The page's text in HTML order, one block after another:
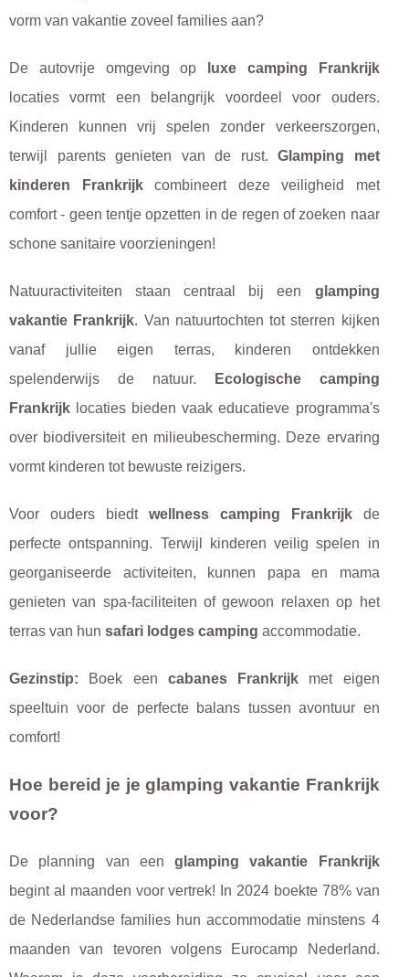
vorm van vakantie zoveel families aan?
De autovrije omgeving op
luxe camping Frankrijk
locaties vormt een belangrijk voordeel voor ouders.
Kinderen kunnen vrij spelen zonder verkeerszorgen,
terwijl parents genieten van de rust.Glamping met
kinderen Frankrijkcombineert deze veiligheid met
comfort - geen tentje opzetten in de regen of zoeken naar
schone sanitaire voorzieningen!
Natuuractiviteiten staan centraal bij een glamping
vakantie Frankrijk. Van natuurtochten tot sterren kijken
vanaf jullie eigen terras, kinderen ontdekken
spelenderwijs de natuur.
Ecologische camping
Frankrijk locaties bieden vaak educatieve programma's
over biodiversiteit en milieubescherming. Deze ervaring
vormt kinderen tot bewuste reizigers.
Voor ouders biedt wellness camping Frankrijkde
perfecte ontspanning. Terwijl kinderen veilig spelen in
georganiseerde activiteiten, kunnen papa en mama
genieten van spa-faciliteiten of gewoon relaxen op het
terras van hun safari lodges camping accommodatie.
Gezinstip: Boek een cabanes Frankrijk met eigen
speeltuin voor de perfecte balans tussen avontuur en
comfort!
Hoe bereid je je glamping vakantie Frankrijk
voor?
De planning van eenglamping vakantie Frankrijk
begint al maanden voor vertrek! In 2024 boekte 78% van
de Nederlandse families hun accommodatie minstens 4
maanden van tevoren volgens Eurocamp Nederland.